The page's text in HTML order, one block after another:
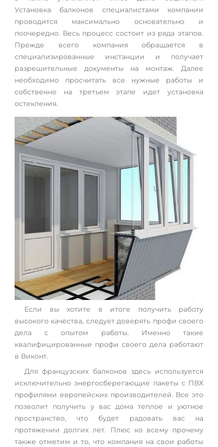
Установка балконов специалистами компании
проводится максимально основательно и
поочередно. Весь процесс состоит из ряда этапов.
Прежде всего компания обращается в
специализированные инстанции и получает
разрешительные документы на монтаж. Далее
необходимо просчитать все нужные работы и
собственно на третьем этапе идет установка
остекления.
Если вы хотите в итоге получить работу
высокого качества, следует доверять профи своего
дела с опытом работы. Именно такие
квалифицированные профи своего дела работают
в Виконт.
Для французских балконов здесь используется
исключительно энергосберегающие пакеты с ПВХ
профилями европейских производителей. Все это
позволит получить у вас дома теплое и уютное
пространство, что будет радовать вас на
протяжении долгих лет. Плюс ко всему прочему
также отметим и то, что компания на свои работы